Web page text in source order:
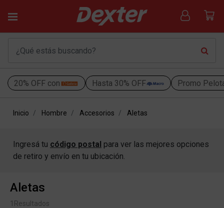
20% OFF con Hasta 30% OFF Promo
Inicio Hombre Accesorios Aletas
Ingresá tu código postal para ver las mejores opciones
de retiro y envío en tu ubicación.
Aletas
1 Resultados